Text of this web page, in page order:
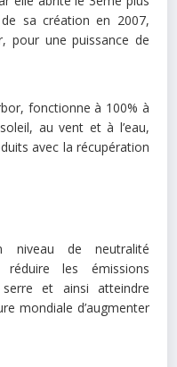
sa création en 2007,
pour une puissance de
fonctionne à 100% à
au vent et à l’eau,
avec la récupération
niveau de neutralité
les émissions
et ainsi atteindre
mondiale d’augmenter